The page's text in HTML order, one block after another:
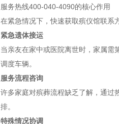
服务热线400-040-4090的核心作用
在紧急情况下，快速获取殡仪馆联系
紧急遗体接运
当亲友在家中或医院离世时，家属需
调度车辆。
服务流程咨询
许多家庭对殡葬流程缺乏了解，通过
排。
特殊情况协调